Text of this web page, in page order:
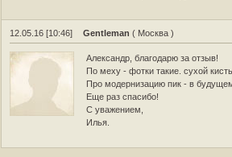
12.05.16 [10:46] Gentleman ( Москва )
Александр, благодарю за отзыв!
По меху - фотки такие. сухой
Про модернизацию пик - в
Еще раз спасибо!
С уважением,
Илья.